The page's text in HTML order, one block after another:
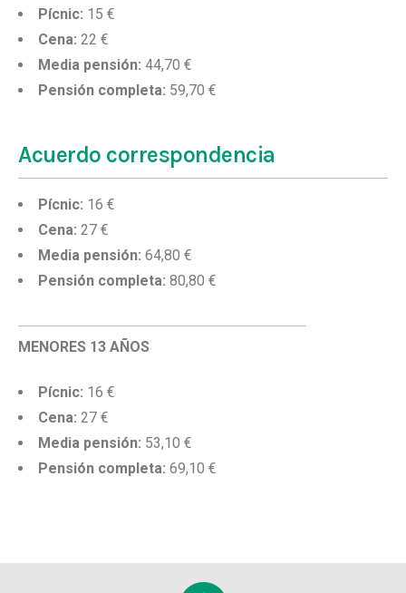
Pícnic: 15 €
Cena: 22 €
Media pensión: 44,70 €
Pensión completa: 59,70 €
Acuerdo correspondencia
Pícnic: 16 €
Cena: 27 €
Media pensión: 64,80 €
Pensión completa: 80,80 €
MENORES 13 AÑOS
Pícnic: 16 €
Cena: 27 €
Media pensión: 53,10 €
Pensión completa: 69,10 €